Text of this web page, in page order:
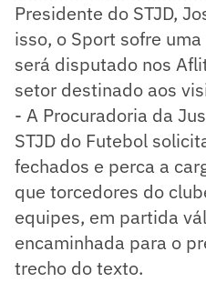
Presidente do STJD,
isso, o Sport sofre
será disputado nos
setor destinado aos
- A Procuradoria da
STJD do Futebol
fechados e perca a
que torcedores do
equipes, em partida
encaminhada para o
trecho do texto.